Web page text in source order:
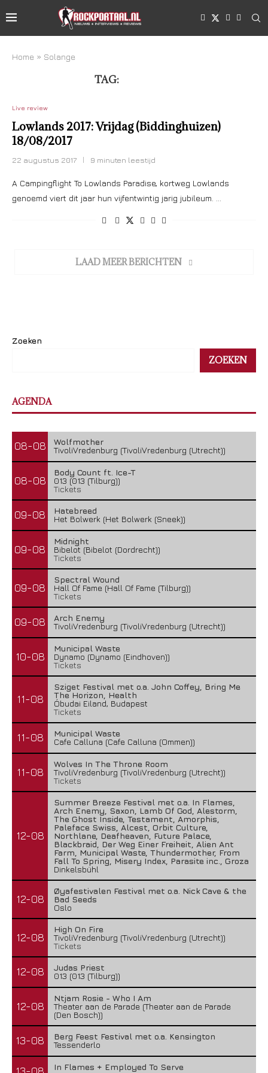
Home » Solange
TAG:
Live review
Lowlands 2017: Vrijdag (Biddinghuizen)
18/08/2017
22 augustus 2017 9 minuten leestijd
A Campingflight To Lowlands Paradise, kortweg Lowlands
genoemd viert dit jaar hun vijfentwintig jarig jubileum. …
LAAD MEER BERICHTEN
Zoeken
ZOEKEN
AGENDA
08-08
Wolfmother
TivoliVredenburg (TivoliVredenburg (Utrecht))
08-08
Body Count ft. Ice-T
013 (013 (Tilburg))
Tickets
09-08
Hatebreed
Het Bolwerk (Het Bolwerk (Sneek))
09-08
Midnight
Bibelot (Bibelot (Dordrecht))
Tickets
09-08
Spectral Wound
Hall Of Fame (Hall Of Fame (Tilburg))
Tickets
09-08
Arch Enemy
TivoliVredenburg (TivoliVredenburg (Utrecht))
10-08
Municipal Waste
Dynamo (Dynamo (Eindhoven))
Tickets
11-08
Sziget Festival met o.a. John Coffey, Bring Me
The Horizon, Health
Óbudai Eiland, Budapest
Tickets
11-08
Municipal Waste
Cafe Calluna (Cafe Calluna (Ommen))
11-08
Wolves In The Throne Room
TivoliVredenburg (TivoliVredenburg (Utrecht))
Tickets
12-08
Summer Breeze Festival met o.a. In Flames,
Arch Enemy, Saxon, Lamb Of God, Alestorm,
The Ghost Inside, Testament, Amorphis,
Paleface Swiss, Alcest, Orbit Culture,
Northlane, Deafheaven, Future Palace,
Blackbraid, Der Weg Einer Freiheit, Alien Ant
Farm, Municipal Waste, Thundermother, From
Fall To Spring, Misery Index, Parasite inc., Groza
Dinkelsbühl
12-08
Øyafestivalen Festival met o.a. Nick Cave & the
Bad Seeds
Oslo
12-08
High On Fire
TivoliVredenburg (TivoliVredenburg (Utrecht))
Tickets
12-08
Judas Priest
013 (013 (Tilburg))
12-08
Ntjam Rosie - Who I Am
Theater aan de Parade (Theater aan de Parade
(Den Bosch))
13-08
Berg Feest Festival met o.a. Kensington
Tessenderlo
In Flames + Employed To Serve